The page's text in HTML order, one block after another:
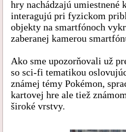
hry nachádzajú
interagujú pri fyzickom
objekty na smartfónoch
zaberanej kamerou
Ako sme upozorňovali už
so sci-fi tematikou
známej témy Pokémon,
kartovej hre ale tiež
široké vrstvy.